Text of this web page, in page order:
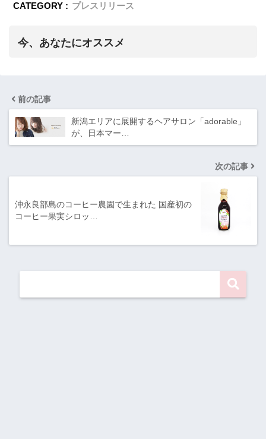
CATEGORY : プレスリリース
今、あなたにオススメ
前の記事
新潟エリアに展開するヘアサロン「adorable」
が、日本マー…
次の記事
沖永良部島のコーヒー農園で生まれた 国産初の
コーヒー果実シロッ…